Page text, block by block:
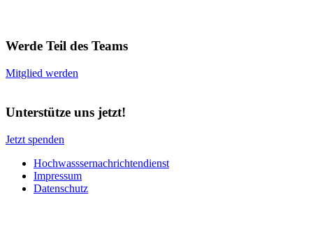
Werde Teil des Teams
Mitglied werden
Unterstütze uns jetzt!
Jetzt spenden
Hochwasssernachrichtendienst
Impressum
Datenschutz